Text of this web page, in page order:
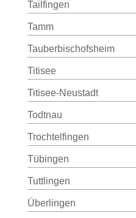
Tailfingen
Tamm
Tauberbischofsheim
Titisee
Titisee-Neustadt
Todtnau
Trochtelfingen
Tübingen
Tuttlingen
Überlingen